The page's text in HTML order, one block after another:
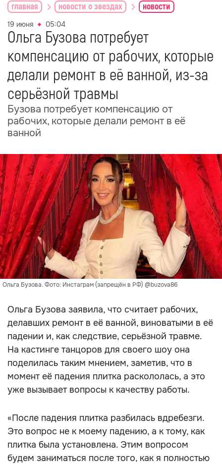
главная новости о звездах новости
19 июня 05:04
Ольга Бузова потребует
компенсацию от рабочих, которые
делали ремонт в её ванной, из-за
серьёзной травмы
Бузова потребует компенсацию от
рабочих, которые делали ремонт в её
ванной
Ольга Бузова. Фото: Инстаграм (запрещён в РФ) @buzova86
Ольга Бузова заявила, что считает рабочих,
делавших ремонт в её ванной, виноватыми в её
падении и, как следствие, серьёзной травме.
На кастинге танцоров для своего шоу она
поделилась таким мнением, заметив, что в
момент её падения плитка раскололась, а это
уже вызывает вопросы к качеству работы.
«После падения плитка разбилась вдребезги.
Это вопрос не к моему падению, а к тому, как
плитка была установлена. Этим вопросом
будем заниматься после того, как я полностью